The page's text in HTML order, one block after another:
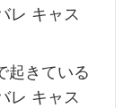
レ キャス
起きている
レ キャス